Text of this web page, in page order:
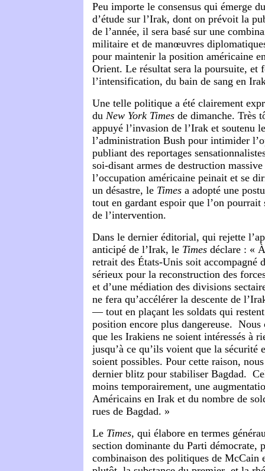
Peu importe le consensus qui émerge
d’étude sur l’Irak, dont on prévoit la
de l’année, il sera basé sur une
militaire et de manœuvres
pour maintenir la position américaine
Orient. Le résultat sera la poursuite, et
l’intensification, du bain de sang en
Une telle politique a été clairement
du New York Times de dimanche. Très
appuyé l’invasion de l’Irak et soutenu
l’administration Bush pour intimider
publiant des reportages
soi-disant armes de destruction
l’occupation américaine peinait et se
un désastre, le Times a adopté une
tout en gardant espoir que l’on pourrait
de l’intervention.
Dans le dernier éditorial, qui rejette
anticipé de l’Irak, le Times déclare : «
retrait des États-Unis soit accompagné
sérieux pour la reconstruction des
et d’une médiation des divisions
ne fera qu’accélérer la descente de
— tout en plaçant les soldats qui
position encore plus dangereuse. Nous
que les Irakiens ne soient intéressés à
jusqu’à ce qu’ils voient que la sécurité
soient possibles. Pour cette raison,
dernier blitz pour stabiliser Bagdad.
moins temporairement, une
Américains en Irak et du nombre de
rues de Bagdad. »
Le Times, qui élabore en termes
section dominante du Parti démocrate,
combinaison des politiques de